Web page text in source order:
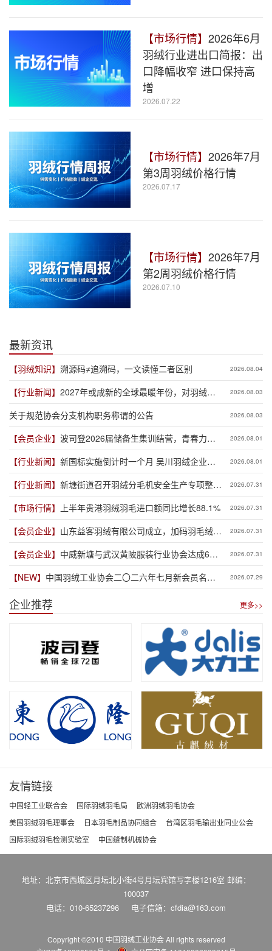
【市场行情】 2026年6月
羽绒行业进出口简报：出
口降幅收窄 进口保持高
增
2026.07.22
【市场行情】 2026年7月
第3周羽绒价格行情
2026.07.17
【市场行情】 2026年7月
第2周羽绒价格行情
2026.07.10
最新资讯
【羽绒知识】 溯源码≠追溯码，一文读懂二者区别 2026.08.04
【行业新闻】 2027年或成新的全球最暖年份，对羽绒产
业有何影响？
2026.08.03
关于规范协会分支机构职务称谓的公告 2026.08.03
【会员企业】 波司登2026届储备生集训结营，青春力量
赋能品牌新程
2026.08.01
【行业新闻】 新国标实施倒计时一个月 吴川羽绒企业集
体“抢跑”新规
2026.08.01
【行业新闻】 新塘街道召开羽绒分毛机安全生产专项整治
推进会
2026.07.31
【市场行情】 上半年贵港羽绒羽毛进口额同比增长88.1% 2026.07.31
【会员企业】 山东益客羽绒有限公司成立，加码羽毛绒制
品全产业链布局
2026.07.31
【会员企业】 中威新塘与武汉黄陂服装行业协会达成6亿
元供应链专项授信合作
2026.07.31
【NEW】 中国羽绒工业协会二〇二六年七月新会员名单
公示
2026.07.29
企业推荐 更多>>
友情链接
中国轻工业联合会 国际羽绒羽毛局
欧洲羽绒羽毛协会
美国羽绒羽毛理事会
日本羽毛制品协同组合
台湾区羽毛输出业同业公会
国际羽绒羽毛检测实验室
中国缝制机械协会
地址：北京市西城区月坛北小街4号月坛宾馆写字楼1216室 邮编：
100037
电话：010-65237296
电子信箱：cfdia@163.com
Copyright ©2010 中国羽绒工业协会All rights reserved